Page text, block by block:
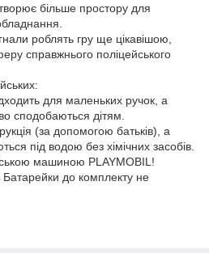
більше простору для
роблять гру ще цікавішою,
справжнього поліцейського
для маленьких ручок, а
сподобаються дітям.
(за допомогою батьків), а
під водою без хімічних засобів.
машиною PLAYMOBIL!
Батарейки до комплекту не